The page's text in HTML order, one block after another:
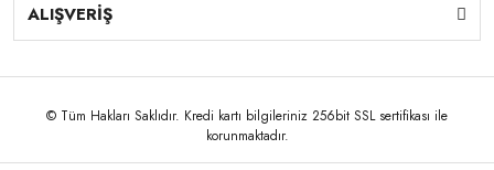
ALIŞVERİŞ
© Tüm Hakları Saklıdır. Kredi kartı bilgileriniz 256bit SSL sertifikası ile
korunmaktadır.